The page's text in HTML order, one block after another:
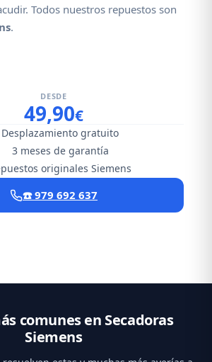
Todos nuestros repuestos son
.
DESDE
49,90€
Desplazamiento gratuito
3 meses de garantía
originales Siemens
☎️ 979 692 637
comunes en Secadoras
Siemens